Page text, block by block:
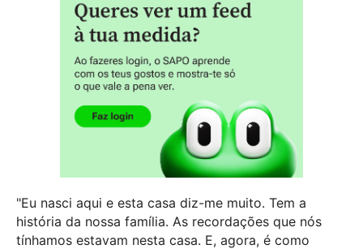
"Eu nasci aqui e esta casa diz-me muito. Tem a
história da nossa família. As recordações que nós
tínhamos estavam nesta casa. E, agora, é como